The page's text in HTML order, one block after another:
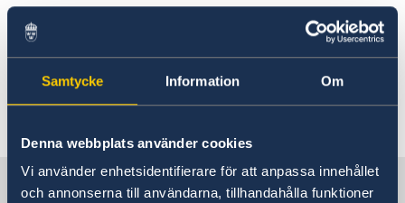
Samtycke Information Om
Denna webbplats använder cookies
Vi använder enhetsidentifierare för att anpassa innehållet
och annonserna till användarna, tillhandahålla funktioner
1961 grundades Örebro kammarkör, och består
idag av 40 sångare. Fred Sjöberg är dirigent för
Örebro Kammarkör sedan 1983. Kammarkören
spelar allt från renässansmusik till modern jazz.
Senast uppdaterad 22 maj 2018, 14.09
Sverige i Kina